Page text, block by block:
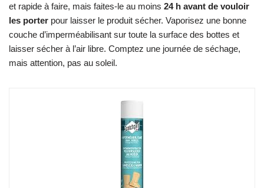
et rapide à faire, mais faites-le au moins 24 h avant de vouloir
les porter pour laisser le produit sécher. Vaporisez une bonne
couche d’imperméabilisant sur toute la surface des bottes et
laisser sécher à l’air libre. Comptez une journée de séchage,
mais attention, pas au soleil.